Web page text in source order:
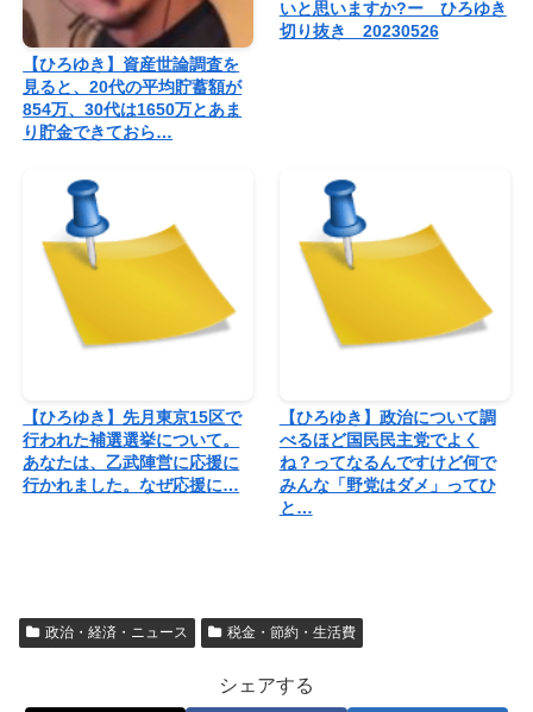
【ひろゆき】資産世論調査を
見ると、20代の平均貯蓄額が
854万、30代は1650万とあま
り貯金できておら…
いと思いますか?ー ひろゆき
切り抜き 20230526
【ひろゆき】先月東京15区で
行われた補選選挙について。
あなたは、乙武陣営に応援に
行かれました。なぜ応援に…
【ひろゆき】政治について調
べるほど国民民主党でよく
ね？ってなるんですけど何で
みんな「野党はダメ」ってひ
と…
政治・経済・ニュース 税金・節約・生活費
シェアする